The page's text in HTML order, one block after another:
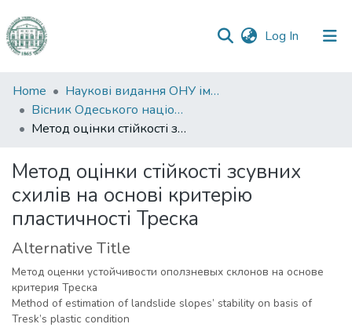
Log In (current)
Communities
&
Collections
Statistics
Home
Наукові видання ОНУ імені І. І. Мечникова
Вісник Одеського національного університету. Географічні та геологічні науки
Метод оцінки стійкості зсувних схилів на основі критерію пластичності Треска
Метод оцінки стійкості зсувних
схилів на основі критерію
пластичності Треска
Alternative Title
Метод оценки устойчивости оползневых склонов на основе
критерия Треска
Method of estimation of landslide slopes’ stability on basis of
Tresk’s plastic condition